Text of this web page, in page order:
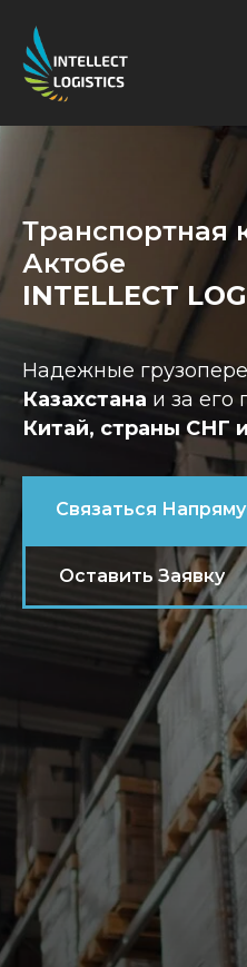
Транспортная
Актобе
INTELLECT
Надежные
Казахстана и за
Китай, страны СНГ
Связаться
Оставить Заявку